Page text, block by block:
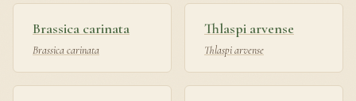
Brassica carinata
Brassica carinata
Thlaspi arvense
Thlaspi arvense